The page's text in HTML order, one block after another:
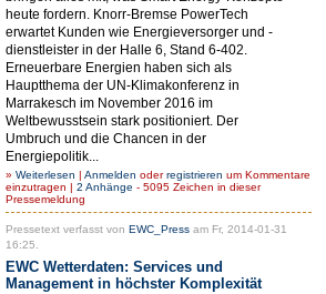
heute fordern. Knorr-Bremse PowerTech
erwartet Kunden wie Energieversorger und -
dienstleister in der Halle 6, Stand 6-402.
Erneuerbare Energien haben sich als
Hauptthema der UN-Klimakonferenz in
Marrakesch im November 2016 im
Weltbewusstsein stark positioniert. Der
Umbruch und die Chancen in der
Energiepolitik...
» Weiterlesen | Anmelden oderregistrieren um Kommentare
einzutragen | 2 Anhänge - 5095 Zeichen in dieser
Pressemeldung
Pressetext verfasst von EWC_Press am Fr, 2014-01-31
16:25.
EWC Wetterdaten: Services und
Management in höchster Komplexität